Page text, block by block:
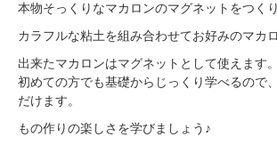
本物そっくりなマカロンのマグネットをつく
カラフルな粘土を組み合わせてお好みのマカ
出来たマカロンはマグネットとして使えます。
初めての方でも基礎からじっくり学べるので
だけます。
もの作りの楽しさを学びましょう♪